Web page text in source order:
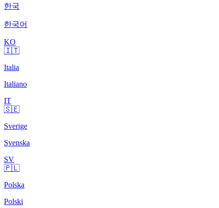
한국
한국어
KO
🇮🇹
Italia
Italiano
IT
🇸🇪
Sverige
Svenska
SV
🇵🇱
Polska
Polski